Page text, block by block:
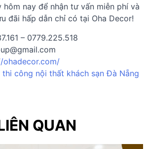
hôm nay để nhận tư vấn miễn phí và
đãi hấp dẫn chỉ có tại Oha Decor!
– 0779.225.518
ohadecor.com/
thi công nội thất khách sạn Đà Nẵng
QUAN